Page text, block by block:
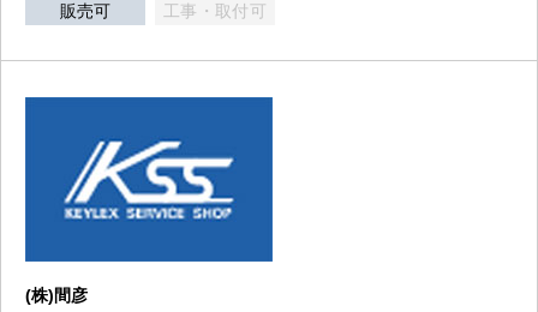
販売可 工事・取付可
(株)間彦